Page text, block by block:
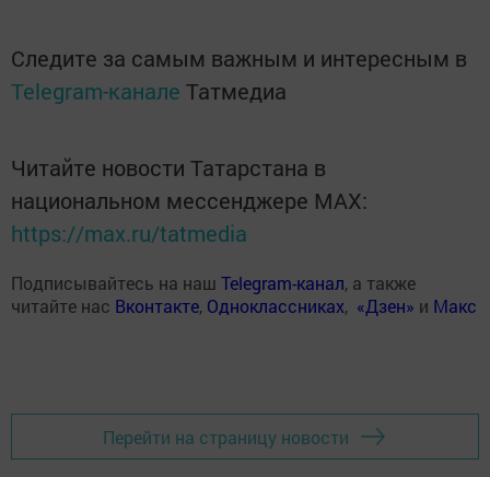
Следите за самым важным и интересным в
Telegram-канале Татмедиа
Читайте новости Татарстана в
национальном мессенджере MАХ:
https://max.ru/tatmedia
Подписывайтесь на наш Telegram-канал, а также
читайте нас Вконтакте, Одноклассниках, «Дзен» и Макс
Перейти на страницу новости